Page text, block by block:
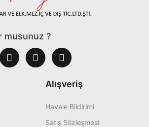
musunuz ?
Alışveriş
Havale Bildirimi
Satış Sözleşmesi